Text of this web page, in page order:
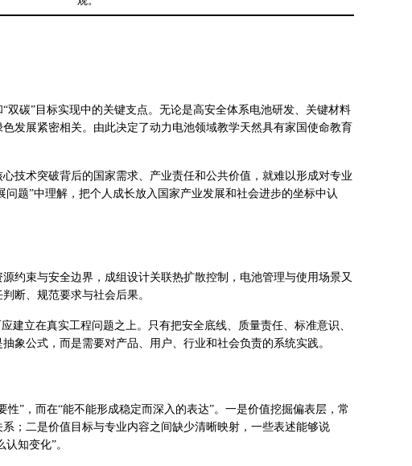
碳”目标实现中的关键支点。无论是高安全体系电池研发、关键材料
发展紧密相关。由此决定了动力电池领域教学天然具有家国使命教育
技术突破背后的国家需求、产业责任和公共价值，就难以形成对专业
题”中理解，把个人成长放入国家产业发展和社会进步的坐标中认
约束与安全边界，成组设计关联热扩散控制，电池管理与使用场景又
断、规范要求与社会后果。
建立在真实工程问题之上。只有把安全底线、质量责任、标准意识、
象公式，而是需要对产品、用户、行业和社会负责的系统实践。
”，而在“能不能形成稳定而深入的表达”。一是价值挖掘偏表层，常
；二是价值目标与专业内容之间缺少清晰映射，一些表述能够说
知变化”。